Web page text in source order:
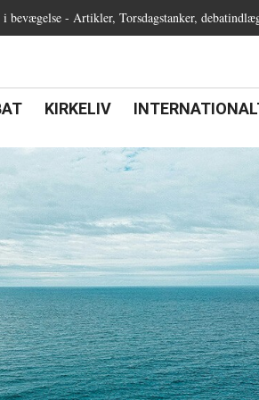
bevægelse - Artikler, Torsdagstanker,
21.0:
KIRKELIV 22.0: